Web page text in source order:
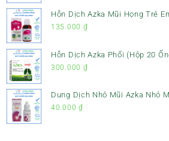
Hỗn Dịch Azka Mũi Họng Trẻ
Ho, Tiêu Đờm & Đau Rát Họng
135.000 ₫
Hỗn Dịch Azka Phổi (Hộp 20
Tiêu Đờm & Bổ Phổi
300.000 ₫
Dung Dịch Nhỏ Mũi Azka Nhỏ
Sổ Mũi Cho Trẻ Sơ Sinh
40.000 ₫